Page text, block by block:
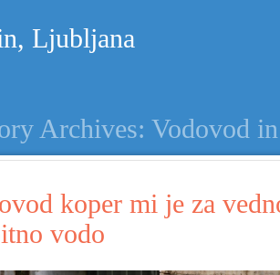
Ljubljana
Archives: Vodovod
koper mi je za
vodo